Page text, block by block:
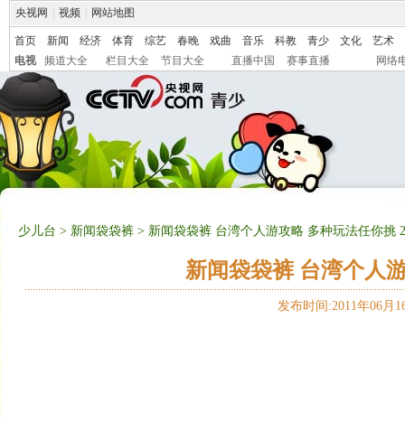
央视网 视频 网站地图
首页 新闻 经济 体育 综艺 春晚 戏曲 音乐 科教 青少 文化
艺术
电视
频道大全 栏目大全 节目大全 直播中国 赛事直播 网络
少儿台 > 新闻袋袋裤 > 新闻袋袋裤 台湾个人游攻略 多种玩法任你挑
新闻袋袋裤 台湾个人
发布时间:2011年06月